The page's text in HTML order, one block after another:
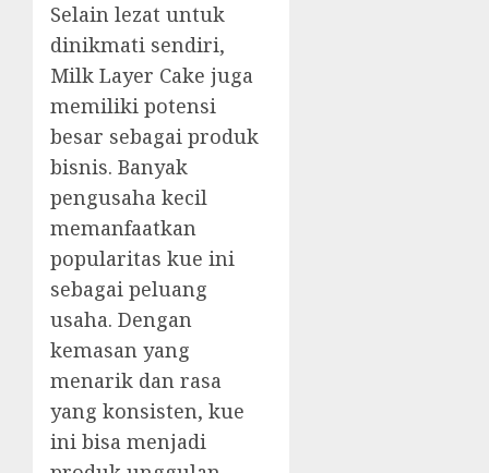
Selain lezat untuk
dinikmati sendiri,
Milk Layer Cake juga
memiliki potensi
besar sebagai produk
bisnis. Banyak
pengusaha kecil
memanfaatkan
popularitas kue ini
sebagai peluang
usaha. Dengan
kemasan yang
menarik dan rasa
yang konsisten, kue
ini bisa menjadi